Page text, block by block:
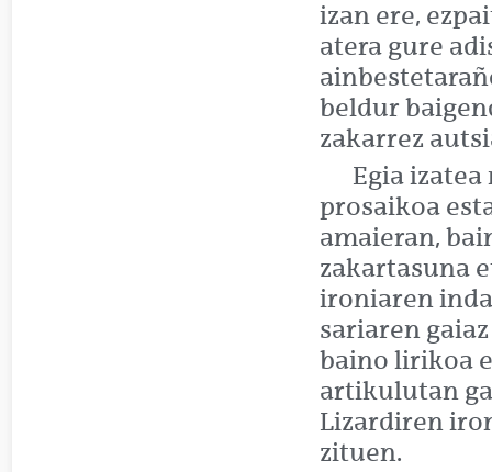
izan ere,
atera gure
beldur
zakarrez
Egia
prosaikoa
amaieran,
zakartasuna
ironiaren
sariaren
baino lirikoa
artikulutan
Lizardiren
zituen.